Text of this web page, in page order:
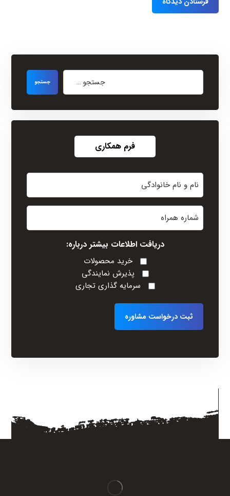
فرم همکاری
نام
(Required)
دریافت اطلاعات بیشتر درباره:
خرید محصولات
پذیرش نمایندگی
سرمایه گذاری تجاری